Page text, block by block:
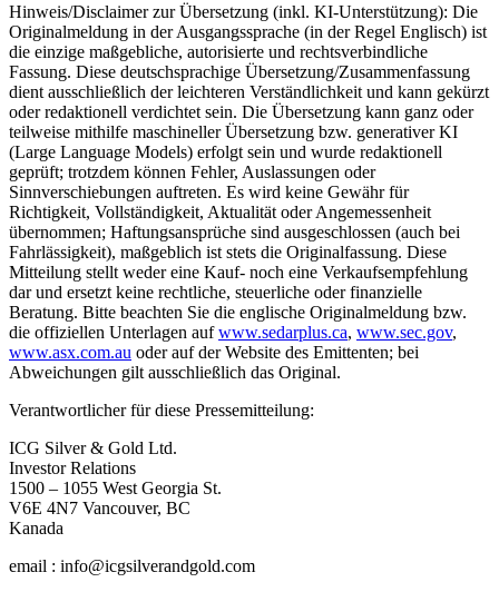
Hinweis/Disclaimer zur Übersetzung (inkl. KI-Unterstützung): Die
Originalmeldung in der Ausgangssprache (in der Regel Englisch) ist
die einzige maßgebliche, autorisierte und rechtsverbindliche
Fassung. Diese deutschsprachige Übersetzung/Zusammenfassung
dient ausschließlich der leichteren Verständlichkeit und kann gekürzt
oder redaktionell verdichtet sein. Die Übersetzung kann ganz oder
teilweise mithilfe maschineller Übersetzung bzw. generativer KI
(Large Language Models) erfolgt sein und wurde redaktionell
geprüft; trotzdem können Fehler, Auslassungen oder
Sinnverschiebungen auftreten. Es wird keine Gewähr für
Richtigkeit, Vollständigkeit, Aktualität oder Angemessenheit
übernommen; Haftungsansprüche sind ausgeschlossen (auch bei
Fahrlässigkeit), maßgeblich ist stets die Originalfassung. Diese
Mitteilung stellt weder eine Kauf- noch eine Verkaufsempfehlung
dar und ersetzt keine rechtliche, steuerliche oder finanzielle
Beratung. Bitte beachten Sie die englische Originalmeldung bzw.
die offiziellen Unterlagen aufwww.sedarplus.ca, www.sec.gov,
www.asx.com.au oder auf der Website des Emittenten; bei
Abweichungen gilt ausschließlich das Original.
Verantwortlicher für diese Pressemitteilung:
ICG Silver & Gold Ltd.
Investor Relations
1500 – 1055 West Georgia St.
V6E 4N7 Vancouver, BC
Kanada
email : info@icgsilverandgold.com